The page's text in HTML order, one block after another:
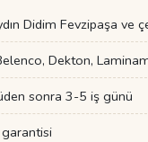
Didim Fevzipaşa ve
Dekton,
sonra 3-5 iş günü
garantisi